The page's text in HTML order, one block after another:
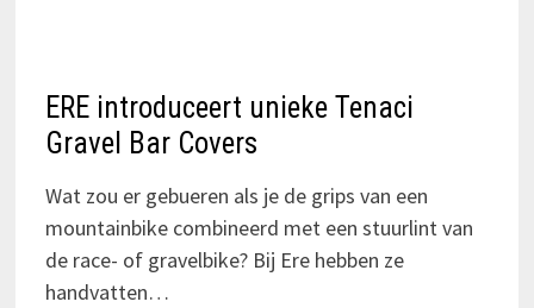
ERE introduceert unieke Tenaci
Gravel Bar Covers
Wat zou er gebueren als je de grips van een
mountainbike combineerd met een stuurlint van
de race- of gravelbike? Bij Ere hebben ze
handvatten…